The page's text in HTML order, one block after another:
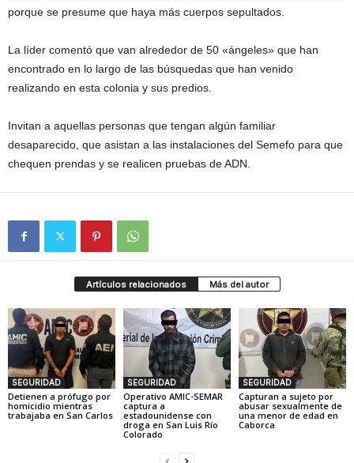
porque se presume que haya más cuerpos sepultados.
La líder comentó que van alrededor de 50 «ángeles» que han
encontrado en lo largo de las búsquedas que han venido
realizando en esta colonia y sus predios.
Invitan a aquellas personas que tengan algún familiar
desaparecido, que asistan a las instalaciones del Semefo para que
chequen prendas y se realicen pruebas de ADN.
Artículos relacionados Más del autor
SEGURIDAD
Detienen a prófugo por
homicidio mientras
trabajaba en San Carlos
SEGURIDAD
Operativo AMIC-SEMAR
captura a
estadounidense con
droga en San Luis Río
Colorado
SEGURIDAD
Capturan a sujeto por
abusar sexualmente de
una menor de edad en
Caborca